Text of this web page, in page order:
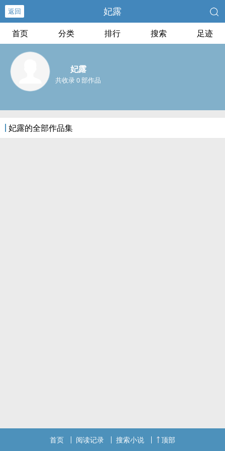
返回 妃露
首页 分类 排行 搜索 足迹
妃露
共收录 0 部作品
妃露的全部作品集
首页 阅读记录 搜索小说 顶部